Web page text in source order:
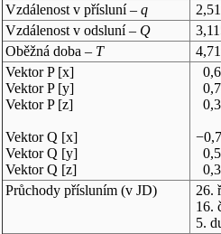
Vzdálenost v přísluní – q
Vzdálenost v odsluní – Q
Oběžná doba – T
Vektor P [x]
Vektor P [y]
Vektor P [z]
Vektor Q [x]
Vektor Q [y]
Vektor Q [z]
Průchody přísluním (v JD) 26.
16.
5.